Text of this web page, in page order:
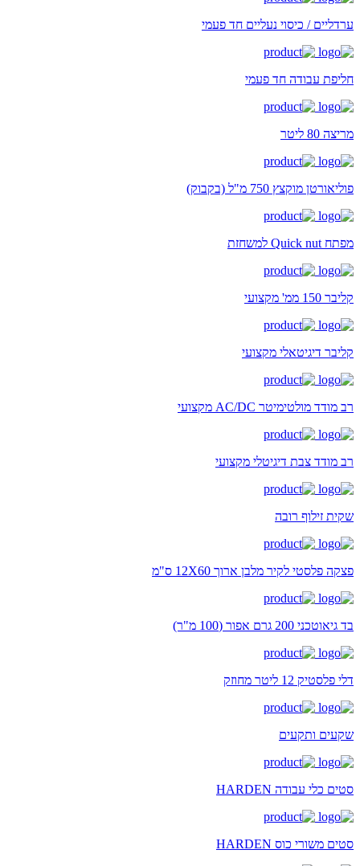
ערדליים / כיסוי נעליים חד פעמי
חליפת עבודה חד פעמי
מריצה 80 ליטר
פוליאורטן מוקצץ 750 מ"ל (בקבוק)
מפתח Quick nut למשחזת
קליבר 150 ממ' מקצועי
קליבר דיגיטאלי מקצועי
רב מודד מולטימיטר AC/DC מקצועי
רב מודד צבת דיגיטלי מקצועי
שקית זילוף רובה
פצקה פלסטי לקיר מלבן ארוך 12X60 ס"מ
בד גיאוטכני 200 גרם אפור (100 מ"ר)
דלי פלסטיק 12 ליטר מחוזק
שקעים ותקעים
סטים כלי עבודה HARDEN
סטים משורי כוס HARDEN